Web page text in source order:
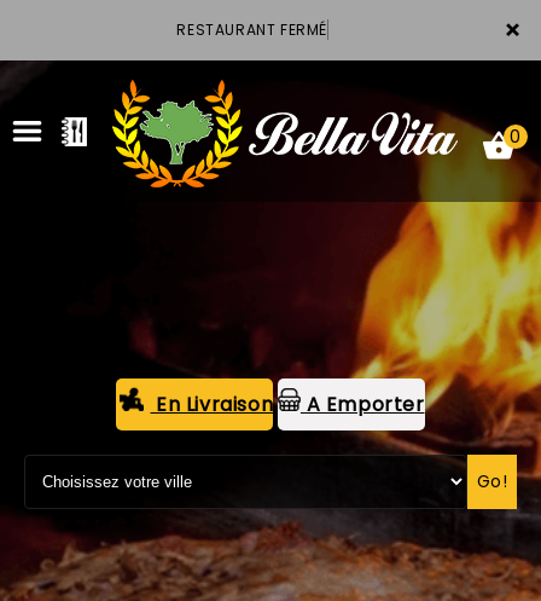
×
RESTAURANT FERMÉ
VOTRE COMPTE
VOS AVIS
MENTIONS LÉGALES
C.G.V
0
En Livraison A Emporter
Go!